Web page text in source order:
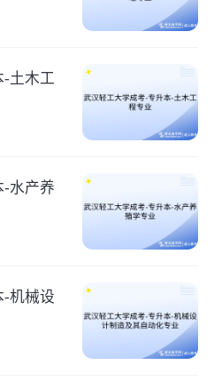
-土木工
-水产养
-机械设